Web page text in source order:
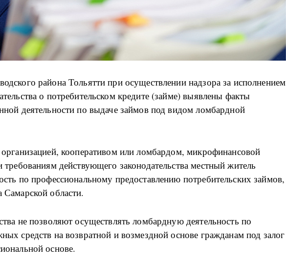
района Тольятти при осуществлении надзора за исполнением
о потребительском кредите (займе) выявлены факты
деятельности по выдаче займов под видом ломбардной
кооперативом или ломбардом, микрофинансовой
требованиям действующего законодательства местный житель
по профессиональному предоставлению потребительских займов,
области.
не позволяют осуществлять ломбардную деятельность по
средств на возвратной и возмездной основе гражданам под залог
основе.